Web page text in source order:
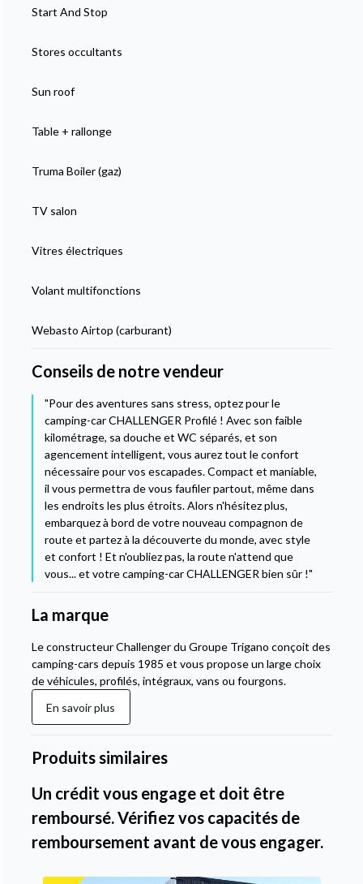
Start And Stop
Stores occultants
Sun roof
Table + rallonge
Truma Boiler (gaz)
TV salon
Vitres électriques
Volant multifonctions
Webasto Airtop (carburant)
Conseils de notre vendeur
"Pour des aventures sans stress, optez pour le
camping-car CHALLENGER Profilé ! Avec son faible
kilométrage, sa douche et WC séparés, et son
agencement intelligent, vous aurez tout le confort
nécessaire pour vos escapades. Compact et maniable,
il vous permettra de vous faufiler partout, même dans
les endroits les plus étroits. Alors n'hésitez plus,
embarquez à bord de votre nouveau compagnon de
route et partez à la découverte du monde, avec style
et confort ! Et n'oubliez pas, la route n'attend que
vous... et votre camping-car CHALLENGER bien sûr !"
La marque
Le constructeur Challenger du Groupe Trigano conçoit des
camping-cars depuis 1985 et vous propose un large choix
de véhicules, profilés, intégraux, vans ou fourgons.
En savoir plus
Produits similaires
Un crédit vous engage et doit être
remboursé. Vérifiez vos capacités de
remboursement avant de vous engager.